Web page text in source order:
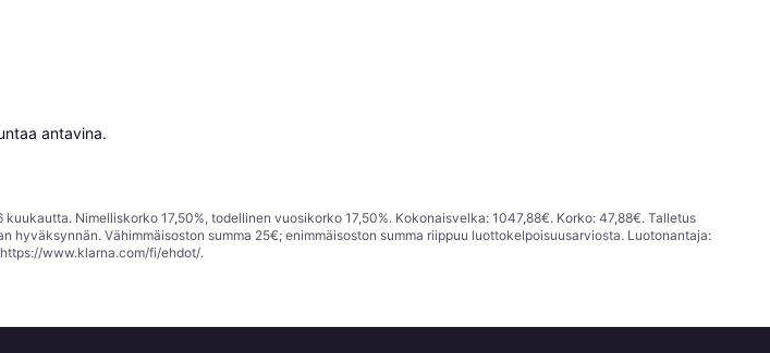
antavina.
Nimelliskorko 17,50%, todellinen vuosikorko 17,50%. Kokonaisvelka: 1047,88€. Korko: 47,88€. Talletus
Vähimmäisoston summa 25€; enimmäisoston summa riippuu luottokelpoisuusarviosta. Luotonantaja:
https://www.klarna.com/fi/ehdot/.